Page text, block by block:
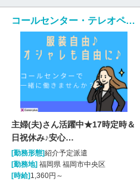
コールセンター・テレオペ（受信）(生命保険の契約者問い合わせ窓口/7月1日入社)
主婦(夫)さん活躍中★17時定時＆
日祝休み♪安心…
[勤務形態]紹介予定派遣
[勤務地] 福岡県 福岡市中央区
[時給] 1,360円～